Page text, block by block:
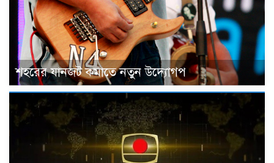
শহরের যানজট কমাতে নতুন উদ্যোগপ